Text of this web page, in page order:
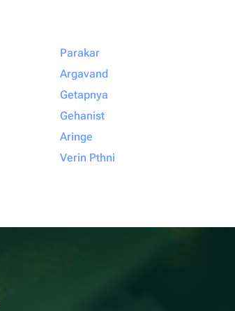
Parakar
Argavand
Getapnya
Gehanist
Aringe
Verin Pthni